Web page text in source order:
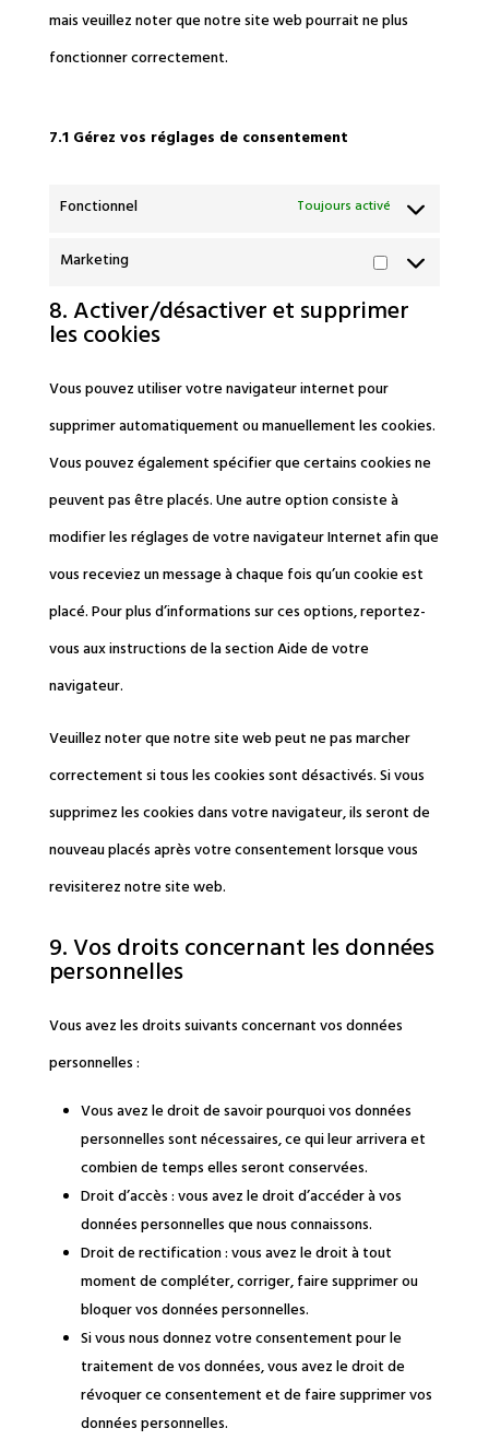
mais veuillez noter que notre site web pourrait ne plus
fonctionner correctement.
7.1 Gérez vos réglages de consentement
Fonctionnel Toujours activé
Marketing
8. Activer/désactiver et supprimer
les cookies
Vous pouvez utiliser votre navigateur internet pour
supprimer automatiquement ou manuellement les cookies.
Vous pouvez également spécifier que certains cookies ne
peuvent pas être placés. Une autre option consiste à
modifier les réglages de votre navigateur Internet afin que
vous receviez un message à chaque fois qu’un cookie est
placé. Pour plus d’informations sur ces options, reportez-
vous aux instructions de la section Aide de votre
navigateur.
Veuillez noter que notre site web peut ne pas marcher
correctement si tous les cookies sont désactivés. Si vous
supprimez les cookies dans votre navigateur, ils seront de
nouveau placés après votre consentement lorsque vous
revisiterez notre site web.
9. Vos droits concernant les données
personnelles
Vous avez les droits suivants concernant vos données
personnelles :
Vous avez le droit de savoir pourquoi vos données
personnelles sont nécessaires, ce qui leur arrivera et
combien de temps elles seront conservées.
Droit d’accès : vous avez le droit d’accéder à vos
données personnelles que nous connaissons.
Droit de rectification : vous avez le droit à tout
moment de compléter, corriger, faire supprimer ou
bloquer vos données personnelles.
Si vous nous donnez votre consentement pour le
traitement de vos données, vous avez le droit de
révoquer ce consentement et de faire supprimer vos
données personnelles.